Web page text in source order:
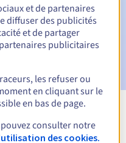
notification de la
de rédemptionpour
de domaine
et de partenaires
diffuser des publicités
et de partager
publicitaires
les refuser ou
en cliquant sur le
en bas de page.
consulter notre
des cookies.